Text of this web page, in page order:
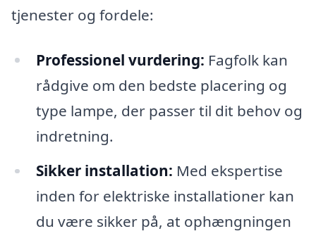
tjenester og fordele:
Professionel vurdering: Fagfolk kan
rådgive om den bedste placering og
type lampe, der passer til dit behov og
indretning.
Sikker installation: Med ekspertise
inden for elektriske installationer kan
du være sikker på, at ophængningen